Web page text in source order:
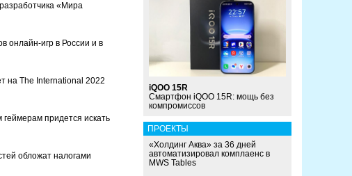
«Мира
онлайн-игр в России и в
на The International 2022
придется искать
обложат налогами
iQOO 15R
Смартфон iQOO 15R: мощь без
компромиссов
ПРОЕКТЫ
«Холдинг Аква» за 36 дней
автоматизировал комплаенс в
MWS Tables